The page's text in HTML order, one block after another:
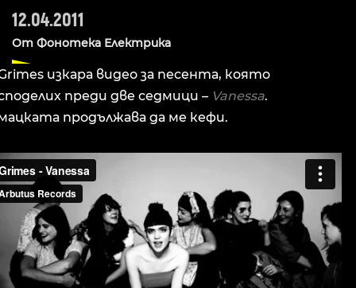
12.04.2011
От Фонотека Електрика
изкара видео за песента, която
преди две седмици – Vanessa.
продължава да ме кефи.